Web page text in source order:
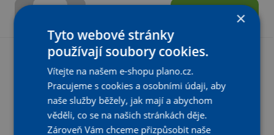
- Vložit do košíku
Z katalogové ceny
×
Tyto webové stránky
používají soubory cookies.
Vítejte na našem e-shopu plano.cz.
Pracujeme s cookies a osobními údaji, aby
naše služby běžely, jak mají a abychom
věděli, co se na našich stránkách děje.
Zároveň Vám chceme přizpůsobit naše